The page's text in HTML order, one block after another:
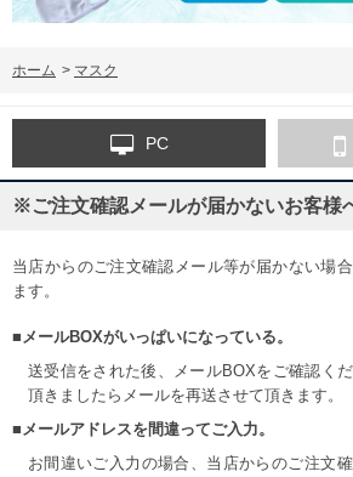
ホーム > マスク
PC
※ご注文確認メールが届かないお客様
当店からのご注文確認メール等が届かない場
ます。
■メールBOXがいっぱいになっている。
送受信をされた後、メールBOXをご確認く
頂きましたらメールを再送させて頂きます。
■メールアドレスを間違ってご入力。
お間違いご入力の場合、当店からのご注文